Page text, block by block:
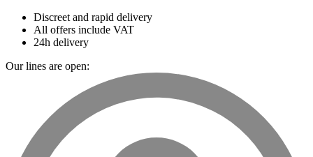
Discreet and rapid delivery
All offers include VAT
24h delivery
Our lines are open: